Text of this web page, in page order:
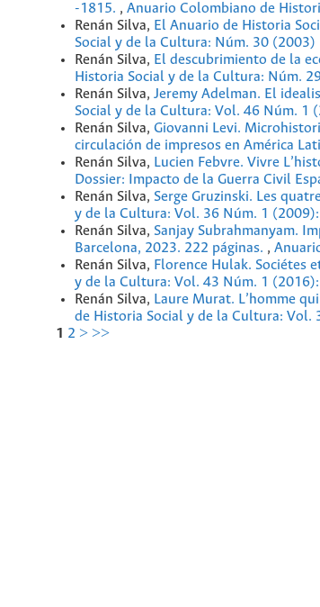
-1815. , Anuario Colombiano de
Renán Silva, El Anuario de Historia
Social y de la Cultura: Núm. 30 (2003)
Renán Silva, El descubrimiento de la
Historia Social y de la Cultura: Núm.
Renán Silva, Jeremy Adelman. El
Social y de la Cultura: Vol. 46 Núm. 1
Renán Silva, Giovanni Levi.
circulación de impresos en América
Renán Silva, Lucien Febvre. Vivre
Dossier: Impacto de la Guerra Civil
Renán Silva, Serge Gruzinski. Les
y de la Cultura: Vol. 36 Núm. 1
Renán Silva, Sanjay Subrahmanyam.
Barcelona, 2023. 222 páginas. ,
Renán Silva, Florence Hulak. Sociétes
y de la Cultura: Vol. 43 Núm. 1 (2016):
Renán Silva, Laure Murat. L’homme
de Historia Social y de la Cultura: Vol.
1 2 > >>